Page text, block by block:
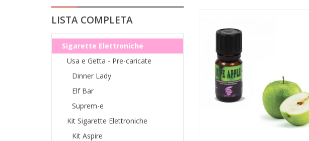
LISTA COMPLETA
Sigarette Elettroniche
Usa e Getta - Pre-caricate
Dinner Lady
Elf Bar
Suprem-e
Kit Sigarette Elettroniche
Kit Aspire